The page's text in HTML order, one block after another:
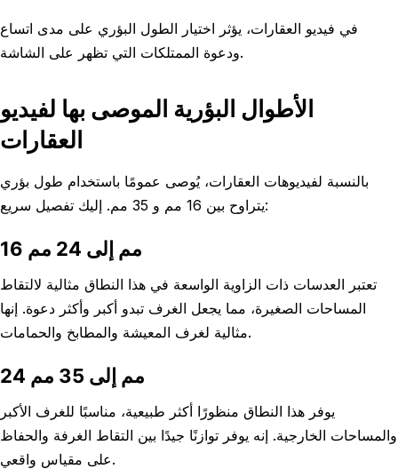
في فيديو العقارات، يؤثر اختيار الطول البؤري على مدى اتساع
ودعوة الممتلكات التي تظهر على الشاشة.
الأطوال البؤرية الموصى بها لفيديو
العقارات
بالنسبة لفيديوهات العقارات، يُوصى عمومًا باستخدام طول بؤري
يتراوح بين 16 مم و 35 مم. إليك تفصيل سريع:
16 مم إلى 24 مم
تعتبر العدسات ذات الزاوية الواسعة في هذا النطاق مثالية لالتقاط
المساحات الصغيرة، مما يجعل الغرف تبدو أكبر وأكثر دعوة. إنها
مثالية لغرف المعيشة والمطابخ والحمامات.
24 مم إلى 35 مم
يوفر هذا النطاق منظورًا أكثر طبيعية، مناسبًا للغرف الأكبر
والمساحات الخارجية. إنه يوفر توازنًا جيدًا بين التقاط الغرفة والحفاظ
على مقياس واقعي.